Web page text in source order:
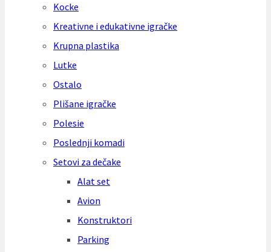
Kocke
Kreativne i edukativne igračke
Krupna plastika
Lutke
Ostalo
Plišane igračke
Polesie
Poslednji komadi
Setovi za dečake
Alat set
Avion
Konstruktori
Parking